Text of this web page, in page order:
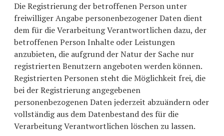
Die Registrierung der betroffenen Person unter
freiwilliger Angabe personenbezogener Daten dient
dem für die Verarbeitung Verantwortlichen dazu, der
betroffenen Person Inhalte oder Leistungen
anzubieten, die aufgrund der Natur der Sache nur
registrierten Benutzern angeboten werden können.
Registrierten Personen steht die Möglichkeit frei, die
bei der Registrierung angegebenen
personenbezogenen Daten jederzeit abzuändern oder
vollständig aus dem Datenbestand des für die
Verarbeitung Verantwortlichen löschen zu lassen.